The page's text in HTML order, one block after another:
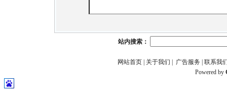
站内搜索：
网站首页| 关于我们 广告服务
联系我
Powered by